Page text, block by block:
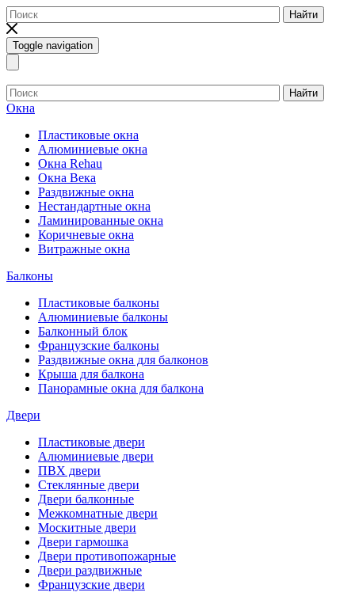
Найти
Toggle navigation
Найти
Окна
Пластиковые окна
Алюминиевые окна
Окна Rehau
Окна Века
Раздвижные окна
Нестандартные окна
Ламинированные окна
Коричневые окна
Витражные окна
Балконы
Пластиковые балконы
Алюминиевые балконы
Балконный блок
Французские балконы
Раздвижные окна для балконов
Крыша для балкона
Панорамные окна для балкона
Двери
Пластиковые двери
Алюминиевые двери
ПВХ двери
Стеклянные двери
Двери балконные
Межкомнатные двери
Москитные двери
Двери гармошка
Двери противопожарные
Двери раздвижные
Французские двери